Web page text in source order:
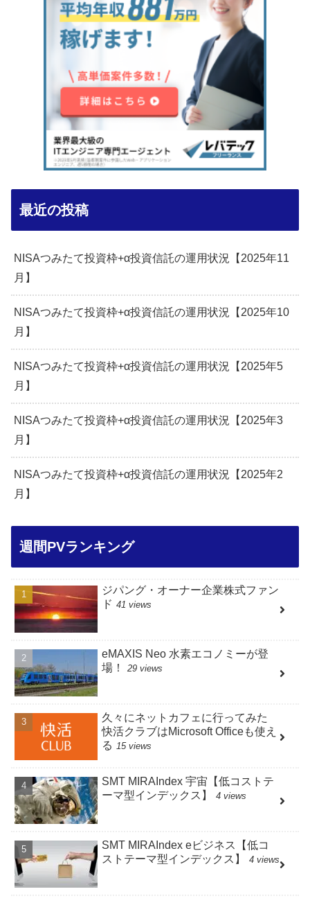
最近の投稿
NISAつみたて投資枠+α投資信託の運用状況【2025年11
月】
NISAつみたて投資枠+α投資信託の運用状況【2025年10
月】
NISAつみたて投資枠+α投資信託の運用状況【2025年5
月】
NISAつみたて投資枠+α投資信託の運用状況【2025年3
月】
NISAつみたて投資枠+α投資信託の運用状況【2025年2
月】
週間PVランキング
ジパング・オーナー企業株式ファン
ド 41 views
eMAXIS Neo 水素エコノミーが登
場！
29 views
久々にネットカフェに行ってみた
快活クラブはMicrosoft Officeも使え
る 15 views
SMT MIRAIndex 宇宙【低コストテ
ーマ型インデックス】
4 views
SMT MIRAIndex eビジネス【低コ
ストテーマ型インデックス】
4 views